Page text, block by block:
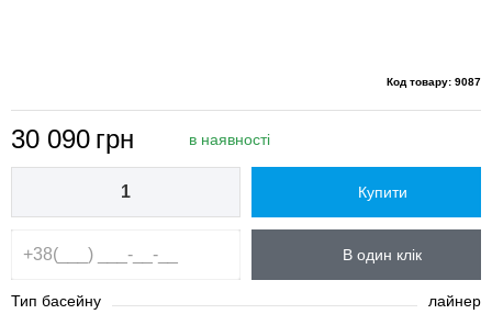
Код товару: 9087
30 090 грн в наявності
Купити
В один клік
Тип басейну
лайнер